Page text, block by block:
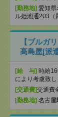
[勤務地] 愛知県
ル姫池通203（
【ブルガ
高島屋[派
[給 与] 時給
により考慮致し
[交通費]交通費
[勤務地] 名古屋